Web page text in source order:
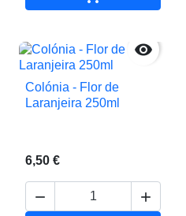

Colónia - Flor de
Laranjeira 250ml
6,50 €
 